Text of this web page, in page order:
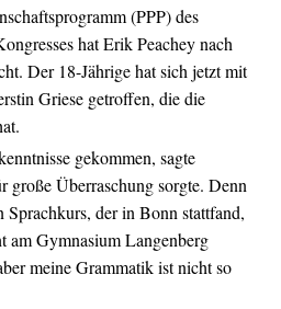
(PPP) des
hat Erik Peachey nach
Der 18-Jährige hat sich jetzt mit
Griese getroffen, die die
gekommen, sagte
große Überraschung sorgte. Denn
Sprachkurs, der in Bonn stattfand,
am Gymnasium Langenberg
meine Grammatik ist nicht so